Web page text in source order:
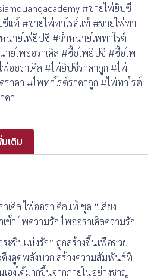
#ขายไพ่ยิปซี
แท้ #ขายไพ่ทาโรต์แท้ #ขายไพ่ทา
น่ายไพ่ยิปซี #จำหน่ายไพ่ทาโรต์
ยไพ่ออราเคิล #ซื้อไพ่ยิปซี #ซื้อไพ่
ออราเคิล #ไพ่ยิปซีราคาถูก #ไพ่
าคา #ไพ่ทาโรต์ราคาถูก #ไพ่ทาโรต์
คา
เติม
เคิล ไพ่ออราเคิลแท้ ชุด “เสียง
ข้า ไพ่ความรัก ไพ่ออราเคิลความรัก
ระซิบแห่งรัก” ถูกสร้างขึ้นเพื่อช่วย
งดูดพลังบวก สร้างความสัมพันธ์ที่
องได้มากขึ้นจากภายในอย่างชาญ